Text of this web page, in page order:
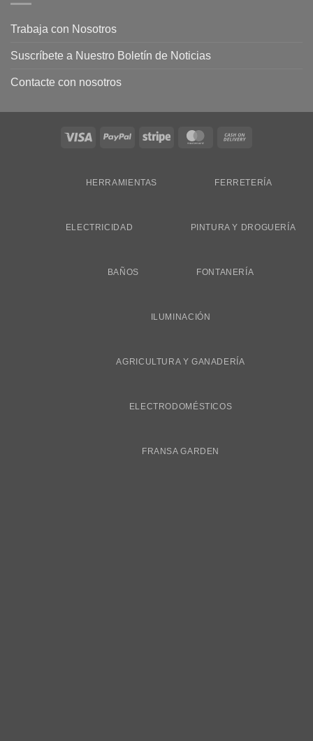
Trabaja con Nosotros
Suscríbete a Nuestro Boletín de Noticias
Contacte con nosotros
Visa PayPal Stripe MasterCard
HERRAMIENTAS FERRETERÍA
ELECTRICIDAD PINTURA Y DROGUERÍA
BAÑOS FONTANERÍA
ILUMINACIÓN
AGRICULTURA Y GANADERÍA
ELECTRODOMÉSTICOS
FRANSA GARDEN